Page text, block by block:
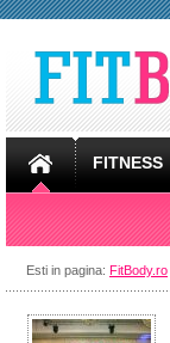
FITNESS
Esti in pagina: FitBody.ro